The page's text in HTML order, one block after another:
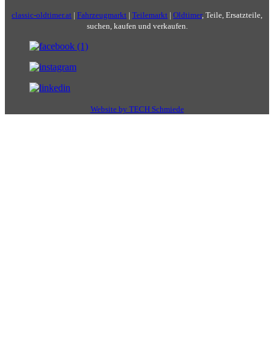
classic-oldtimer.at | Fahrzeugmarkt | Teilemarkt | Oldtimer, Teile, Ersatzteile,
suchen, kaufen und verkaufen.
Website by TECH Schmiede